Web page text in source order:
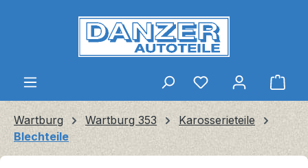
Zum Hauptinhalt springen
Wartburg Wartburg 353
Karosserieteile
Blechteile